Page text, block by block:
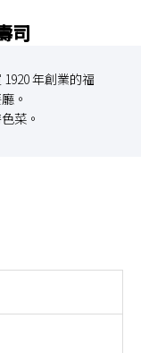
司
年創業的福
。
菜。